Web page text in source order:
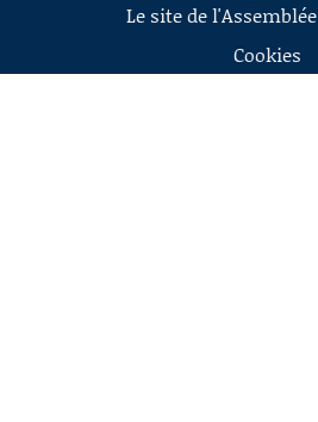
Le site de
Cookies